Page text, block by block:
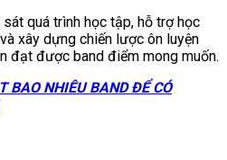
quá trình học tập, hỗ trợ học
xây dựng chiến lược ôn luyện
đạt được band điểm mong muốn.
BAO NHIÊU BAND ĐỂ CÓ